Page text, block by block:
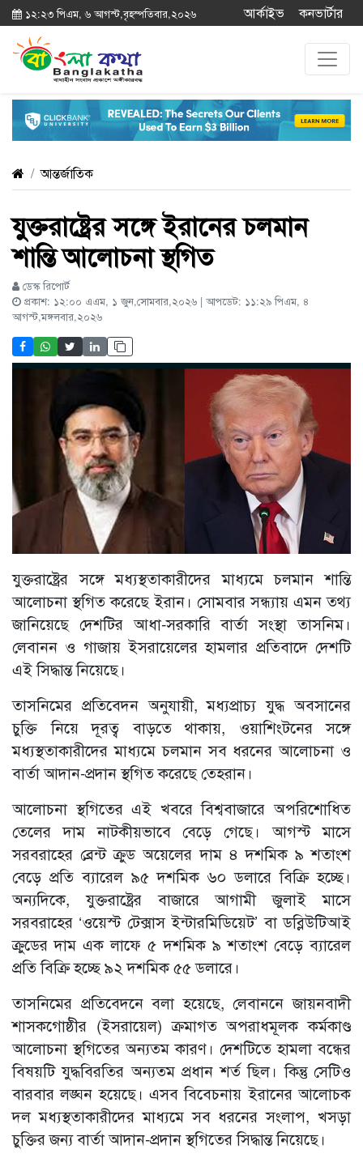
১২:২৩ পিএম, ৬ আগস্ট,বৃহস্পতিবার,২০২৬ আর্কাইভ কনভার্টার
আন্তর্জাতিক
যুক্তরাষ্ট্রের সঙ্গে ইরানের চলমান
শান্তি আলোচনা স্থগিত
ডেস্ক রিপোর্ট
প্রকাশ: ১২:০০ এএম, ১ জুন,সোমবার,২০২৬ | আপডেট: ১১:২৯ পিএম, ৪
আগস্ট,মঙ্গলবার,২০২৬
যুক্তরাষ্ট্রের সঙ্গে মধ্যস্থতাকারীদের মাধ্যমে চলমান শান্তি
আলোচনা স্থগিত করেছে ইরান। সোমবার সন্ধ্যায় এমন তথ্য
জানিয়েছে দেশটির আধা-সরকারি বার্তা সংস্থা তাসনিম।
লেবানন ও গাজায় ইসরায়েলের হামলার প্রতিবাদে দেশটি
এই সিদ্ধান্ত নিয়েছে।
তাসনিমের প্রতিবেদন অনুযায়ী, মধ্যপ্রাচ্য যুদ্ধ অবসানের
চুক্তি নিয়ে দূরত্ব বাড়তে থাকায়, ওয়াশিংটনের সঙ্গে
মধ্যস্থতাকারীদের মাধ্যমে চলমান সব ধরনের আলোচনা ও
বার্তা আদান-প্রদান স্থগিত করেছে তেহরান।
আলোচনা স্থগিতের এই খবরে বিশ্ববাজারে অপরিশোধিত
তেলের দাম নাটকীয়ভাবে বেড়ে গেছে। আগস্ট মাসে
সরবরাহের ব্রেন্ট ক্রুড অয়েলের দাম ৪ দশমিক ৯ শতাংশ
বেড়ে প্রতি ব্যারেল ৯৫ দশমিক ৬০ ডলারে বিক্রি হচ্ছে।
অন্যদিকে, যুক্তরাষ্ট্রের বাজারে আগামী জুলাই মাসে
সরবরাহের ‘ওয়েস্ট টেক্সাস ইন্টারমিডিয়েট’ বা ডব্লিউটিআই
ক্রুডের দাম এক লাফে ৫ দশমিক ৯ শতাংশ বেড়ে ব্যারেল
প্রতি বিক্রি হচ্ছে ৯২ দশমিক ৫৫ ডলারে।
তাসনিমের প্রতিবেদনে বলা হয়েছে, লেবাননে জায়নবাদী
শাসকগোষ্ঠীর (ইসরায়েল) ক্রমাগত অপরাধমূলক কর্মকাণ্ড
আলোচনা স্থগিতের অন্যতম কারণ। দেশটিতে হামলা বন্ধের
বিষয়টি যুদ্ধবিরতির অন্যতম প্রধান শর্ত ছিল। কিন্তু সেটিও
বারবার লঙ্ঘন হয়েছে। এসব বিবেচনায় ইরানের আলোচক
দল মধ্যস্থতাকারীদের মাধ্যমে সব ধরনের সংলাপ, খসড়া
চুক্তির জন্য বার্তা আদান-প্রদান স্থগিতের সিদ্ধান্ত নিয়েছে।